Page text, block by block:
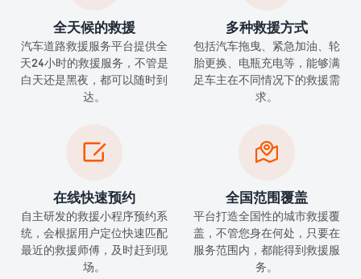
全天候的救援
汽车道路救援服务平台提供全
天24小时的救援服务，不管是
白天还是黑夜，都可以随时到
达。
多种救援方式
包括汽车拖曳、紧急加油、轮
胎更换、电瓶充电等，能够满
足车主在不同情况下的救援需
求。

在线快速预约
自主研发的救援小程序预约系
统，会根据用户定位快速匹配
最近的救援师傅，及时赶到现
场。

全国范围覆盖
平台打造全国性的城市救援覆
盖，不管您身在何处，只要在
服务范围内，都能得到救援服
务。